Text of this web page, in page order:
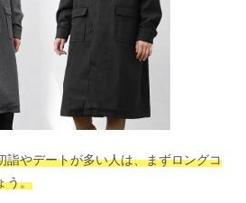
詣やデートが多い人は、まずロングコ
う。